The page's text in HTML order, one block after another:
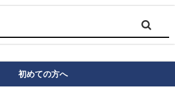
初めての方へ